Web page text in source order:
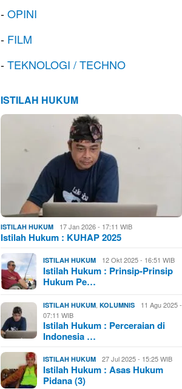
-OPINI
- FILM
-TEKNOLOGI / TECHNO
ISTILAH HUKUM
ISTILAH HUKUM 17 Jan 2026 - 17:11 WIB
Istilah Hukum : KUHAP 2025
ISTILAH HUKUM 12 Okt 2025 - 16:51 WIB
Istilah Hukum : Prinsip-Prinsip
Hukum Pe…
ISTILAH HUKUM ,KOLUMNIS
11 Agu 2025 -
07:11 WIB
Istilah Hukum : Perceraian di
Indonesia …
ISTILAH HUKUM 27 Jul 2025 - 15:25 WIB
Istilah Hukum : Asas Hukum
Pidana (3)